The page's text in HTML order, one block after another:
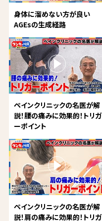
身体に溜めない方が良い
AGEsの生成経路
ペインクリニックの名医が解
説！腰の痛みに効果的！トリガ
ーポイント
ペインクリニックの名医が解
説！肩の痛みに効果的！トリガ